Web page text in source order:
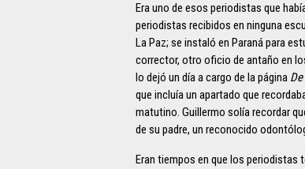
Era uno de esos periodistas que
periodistas recibidos en ninguna
La Paz; se instaló en Paraná para
corrector, otro oficio de antaño en
lo dejó un día a cargo de la página
que incluía un apartado que
matutino. Guillermo solía recordar
de su padre, un reconocido
Eran tiempos en que los periodistas